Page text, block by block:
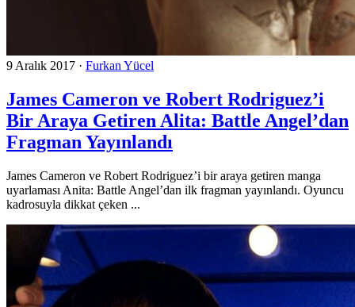
9 Aralık 2017 · Furkan Yücel
James Cameron ve Robert Rodriguez’i
Bir Araya Getiren Alita: Battle Angel’dan
Fragman Yayınlandı
James Cameron ve Robert Rodriguez’i bir araya getiren manga
uyarlaması Anita: Battle Angel’dan ilk fragman yayınlandı. Oyuncu
kadrosuyla dikkat çeken ...